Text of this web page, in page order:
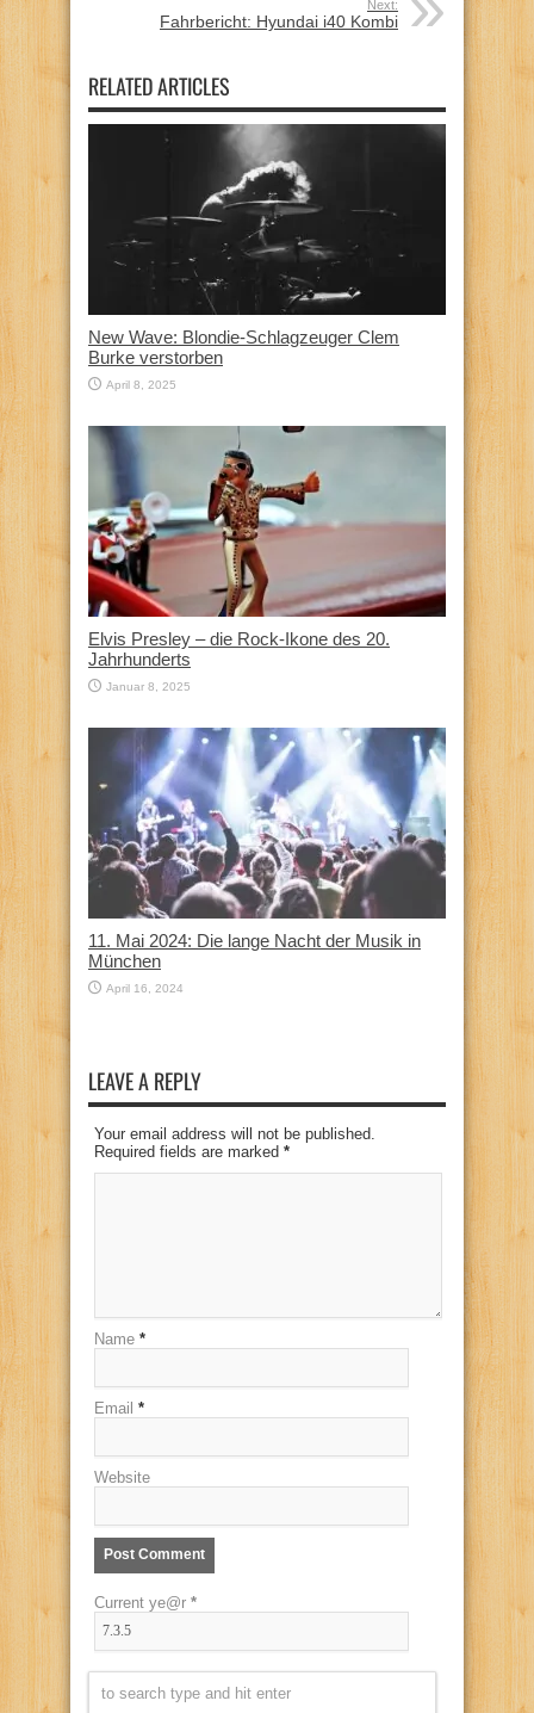
Next:
Fahrbericht: Hyundai i40 Kombi
RELATED ARTICLES
New Wave: Blondie-Schlagzeuger Clem
Burke verstorben
April 8, 2025
Elvis Presley – die Rock-Ikone des 20.
Jahrhunderts
Januar 8, 2025
11. Mai 2024: Die lange Nacht der Musik in
München
April 16, 2024
LEAVE A REPLY
Your email address will not be published.
Required fields are marked *
Name *
Email *
Website
Current ye@r *